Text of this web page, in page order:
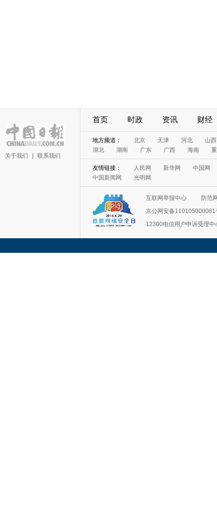
关于我们 联系我们
首页 时政 资讯 财经
地方频道： 北京 天津 河北
山西
湖北
湖南 广东 广西 海南
友情链接： 人民网 新华网
中国网
中国新闻网
光明网
互联网举报中心
防范
京公网安备110105000081
12300电信用户申诉受理中